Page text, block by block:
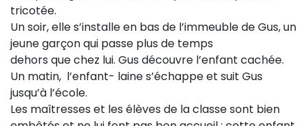
tricotée.
Un soir, elle s’installe en bas de l’immeuble de Gus, un
jeune garçon qui passe plus de temps
dehors que chez lui. Gus découvre l’enfant cachée.
Un matin, l’enfant- laine s’échappe et suit Gus
jusqu’à l’école.
Les maîtresses et les élèves de la classe sont bien